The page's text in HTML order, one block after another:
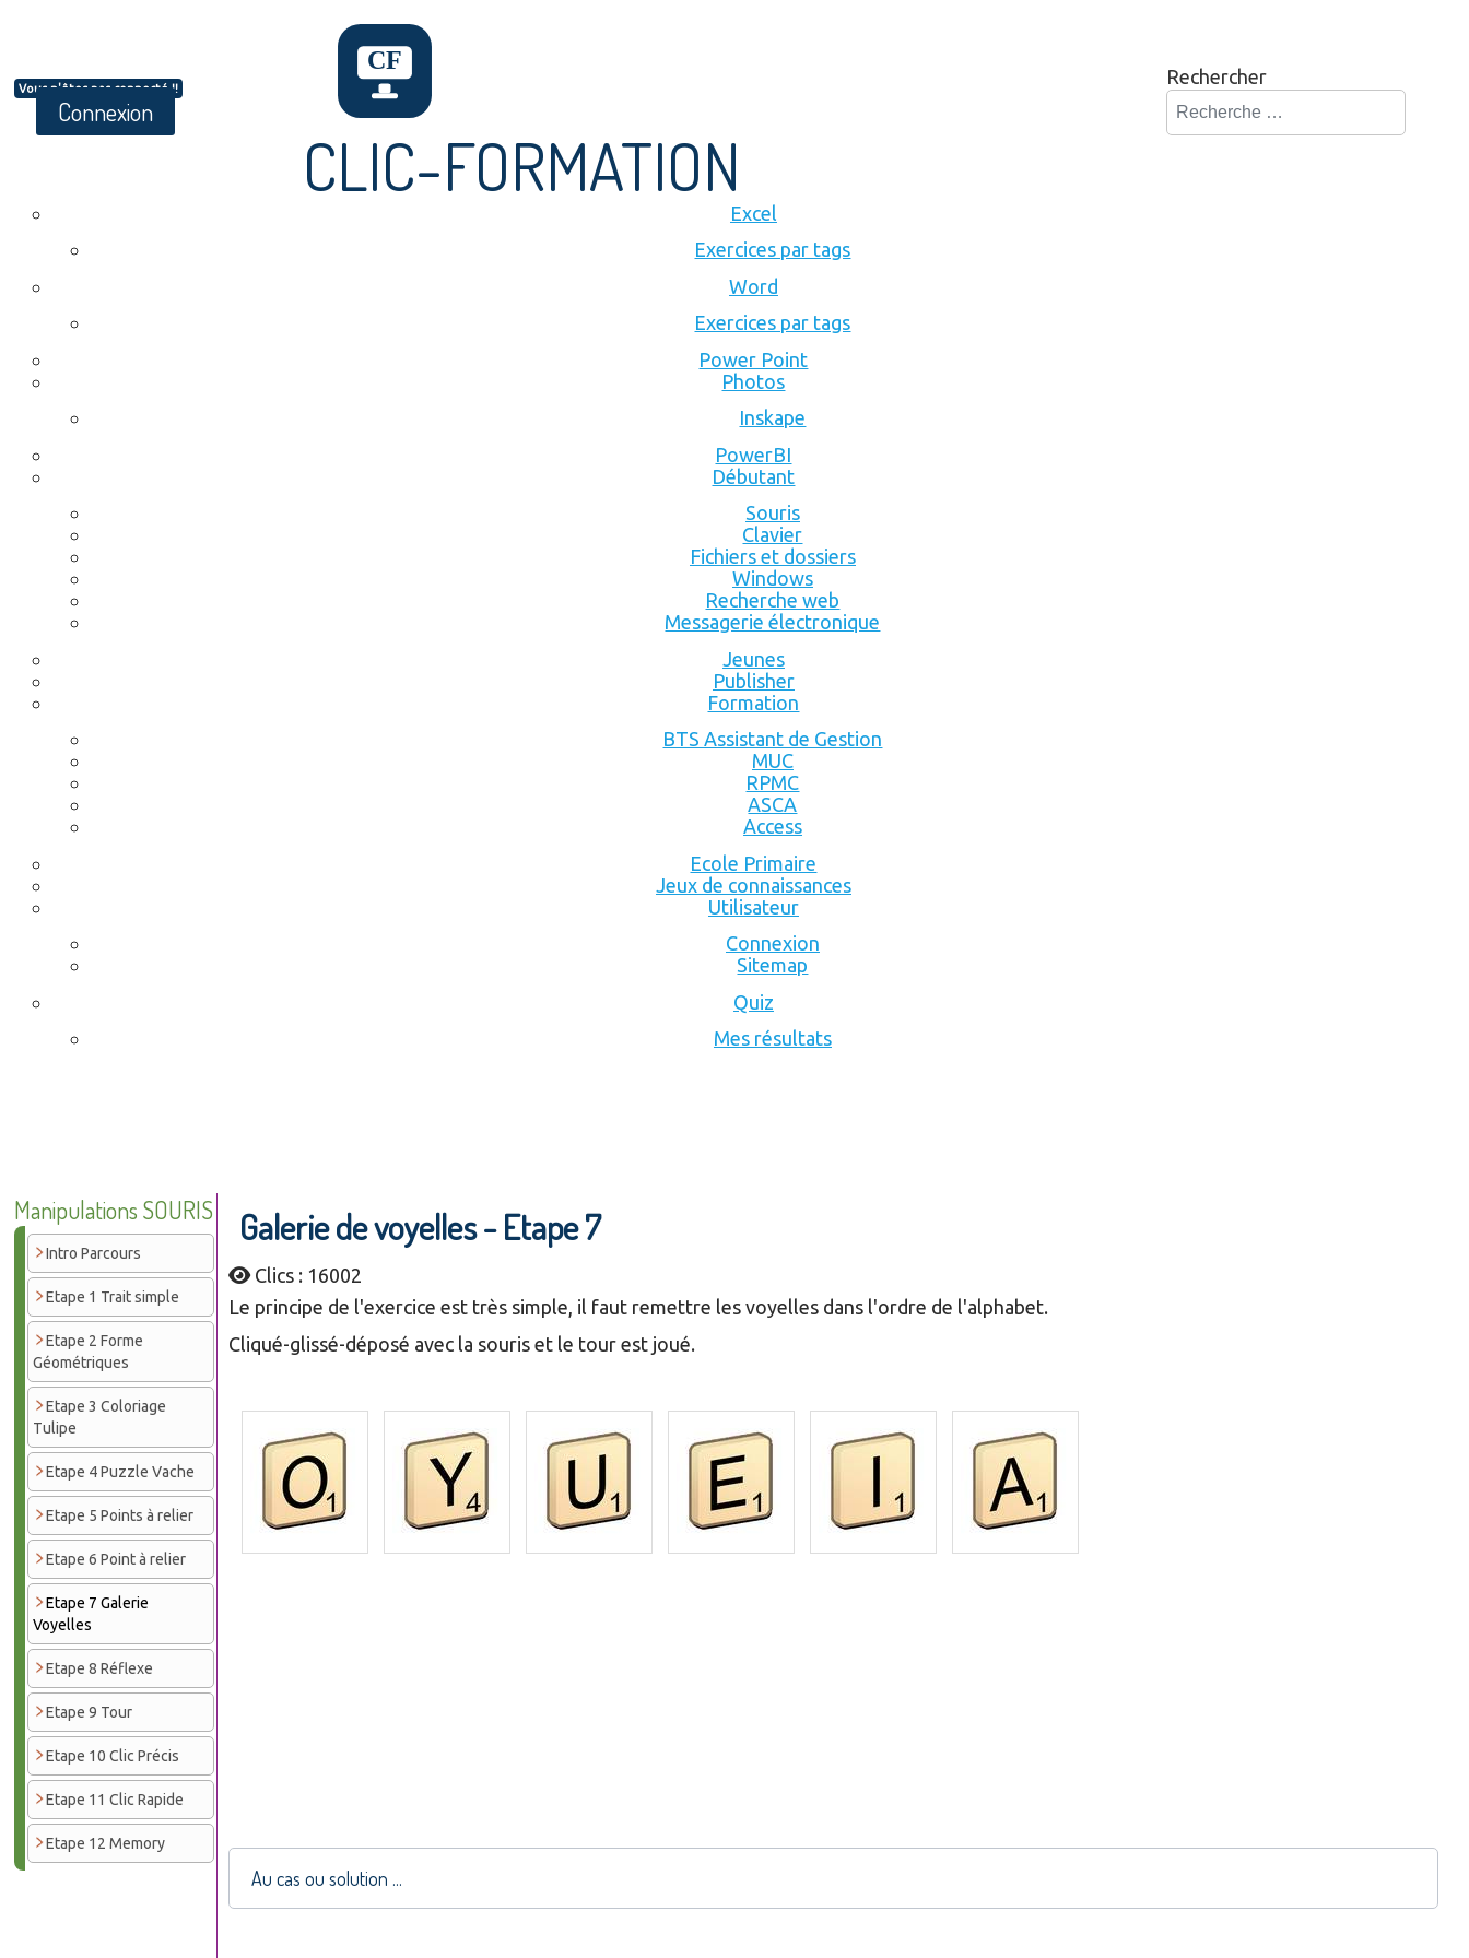
Vous n'êtes pas connecté !!
Connexion
CLIC-FORMATION
Rechercher
Excel
Exercices par tags
Word
Exercices par tags
Power Point
Photos
Inskape
PowerBI
Débutant
Souris
Clavier
Fichiers et dossiers
Windows
Recherche web
Messagerie électronique
Jeunes
Publisher
Formation
BTS Assistant de Gestion
MUC
RPMC
ASCA
Access
Ecole Primaire
Jeux de connaissances
Utilisateur
Connexion
Sitemap
Quiz
Mes résultats
Manipulations SOURIS
Intro Parcours
Etape 1 Trait simple
Etape 2 Forme
Géométriques
Etape 3 Coloriage
Tulipe
Etape 4 Puzzle Vache
Etape 5 Points à relier
Etape 6 Point à relier
Etape 7 Galerie
Voyelles
Etape 8 Réflexe
Etape 9 Tour
Etape 10 Clic Précis
Etape 11 Clic Rapide
Etape 12 Memory
Galerie de voyelles - Etape 7
Clics : 16002
Le principe de l'exercice est très simple, il faut remettre les voyelles dans l'ordre de l'alphabet.
Cliqué-glissé-déposé avec la souris et le tour est joué.
Au cas ou solution ...